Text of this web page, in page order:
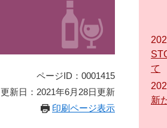
ページID：0001415
更新日：2021年6月28日更新
印刷ページ表示
て
新